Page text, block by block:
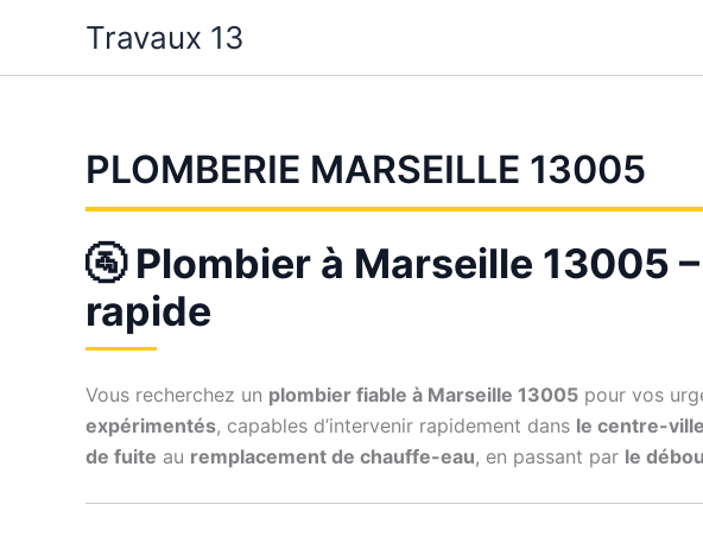
contenu
Travaux 13
PLOMBERIE MARSEILLE 13005
🚰 Plombier à Marseille 13005
rapide
Vous recherchez un plombier fiable à Marseille 13005 pour vos
expérimentés, capables d’intervenir rapidement dans le centre-
de fuite au remplacement de chauffe-eau, en passant par le